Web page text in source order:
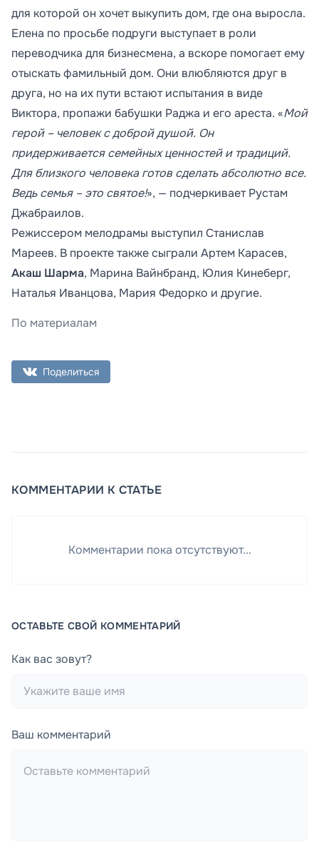
для которой он хочет выкупить дом, где она выросла.
Елена по просьбе подруги выступает в роли
переводчика для бизнесмена, а вскоре помогает ему
отыскать фамильный дом. Они влюбляются друг в
друга, но на их пути встают испытания в виде
Виктора, пропажи бабушки Раджа и его ареста. «Мой
герой – человек с доброй душой. Он
придерживается семейных ценностей и традиций.
Для близкого человека готов сделать абсолютно все.
Ведь семья – это святое!», — подчеркивает Рустам
Джабраилов.
Режиссером мелодрамы выступил Станислав
Мареев. В проекте также сыграли Артем Карасев,
Акаш Шарма, Марина Вайнбранд, Юлия Кинеберг,
Наталья Иванцова, Мария Федорко и другие.
По материалам
Поделиться
КОММЕНТАРИИ К СТАТЬЕ
Комментарии пока отсутствуют...
ОСТАВЬТЕ СВОЙ КОММЕНТАРИЙ
Как вас зовут?
Ваш комментарий